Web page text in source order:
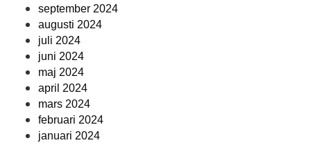
september 2024
augusti 2024
juli 2024
juni 2024
maj 2024
april 2024
mars 2024
februari 2024
januari 2024